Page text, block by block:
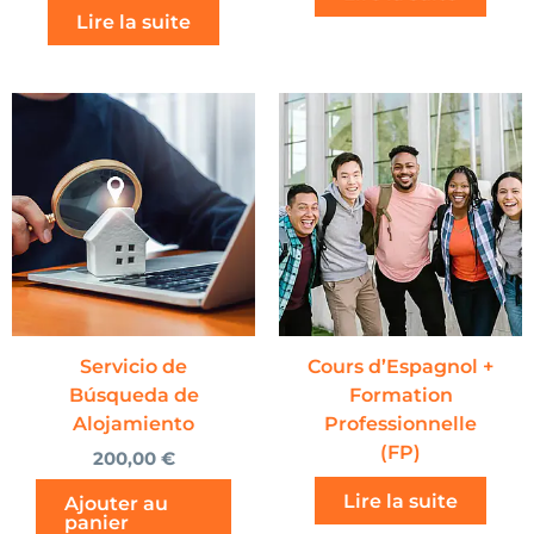
Lire la suite
Servicio de
Búsqueda de
Alojamiento
200,00 €
Ajouter au
panier
Cours d’Espagnol +
Formation
Professionnelle
(FP)
Lire la suite